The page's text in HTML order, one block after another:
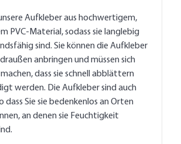
Aufkleber aus hochwertigem,
PVC-Material, sodass sie langlebig
sind. Sie können die Aufkleber
anbringen und müssen sich
dass sie schnell abblättern
werden. Die Aufkleber sind auch
dass Sie sie bedenkenlos an Orten
an denen sie Feuchtigkeit